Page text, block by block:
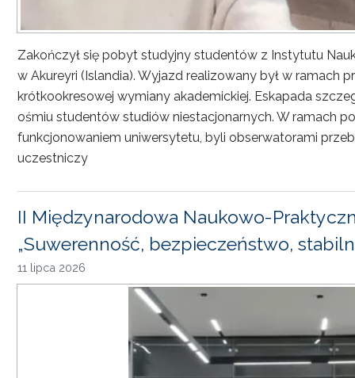
Zakończył się pobyt studyjny studentów z Instytutu
w Akureyri (Islandia). Wyjazd realizowany był w ramach
krótkookresowej wymiany akademickiej. Eskapada
ośmiu studentów studiów niestacjonarnych. W ramach
funkcjonowaniem uniwersytetu, byli obserwatorami
uczestniczy
II Międzynarodowa Naukowo-
„Suwerenność, bezpieczeństwo,
11 lipca 2026